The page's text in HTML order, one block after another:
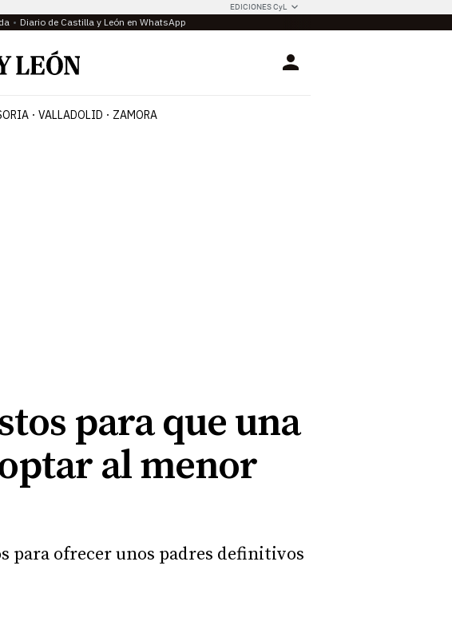
EDICIONES CyL
Diario de Castilla y León en WhatsApp
Login
VALLADOLID ZAMORA
para que una
al menor
para ofrecer unos padres definitivos